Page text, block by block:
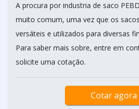
A procura por industria de saco
muito comum, uma vez que os
versáteis e utilizados para diversas
Para saber mais sobre, entre em
solicite uma cotação.
Cotar agora